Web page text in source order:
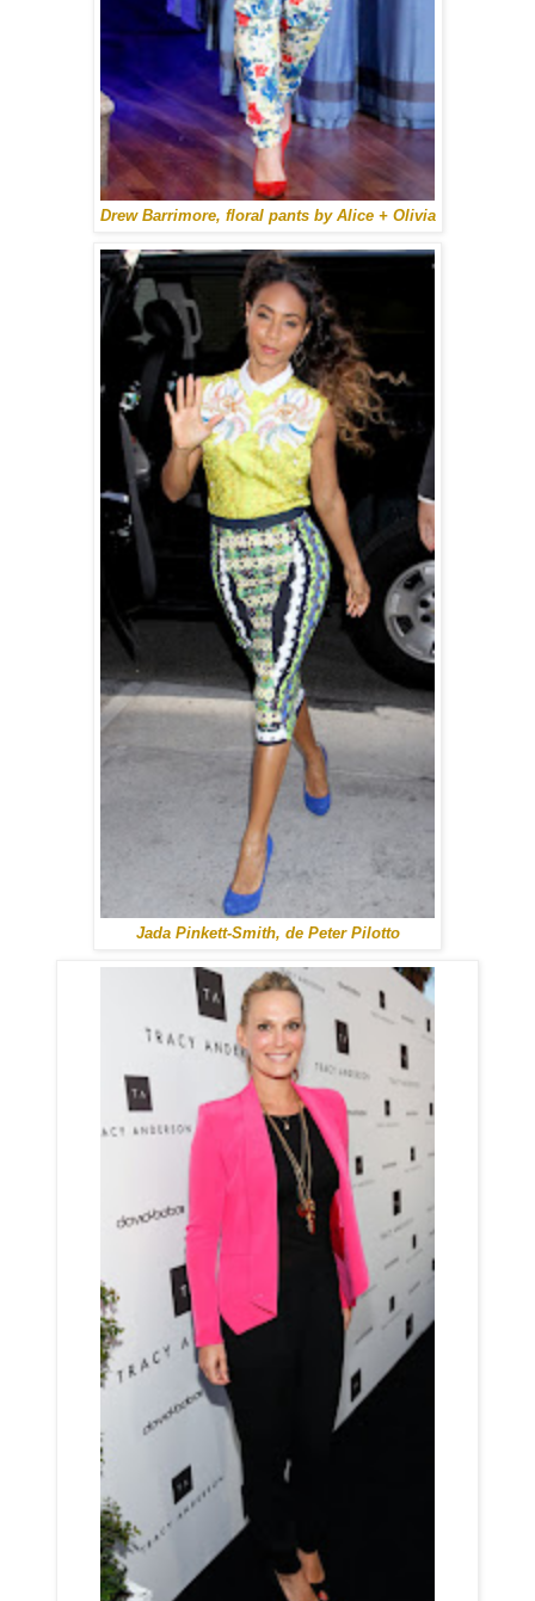
Drew Barrimore, floral pants by Alice + Olivia
Jada Pinkett-Smith, de Peter Pilotto